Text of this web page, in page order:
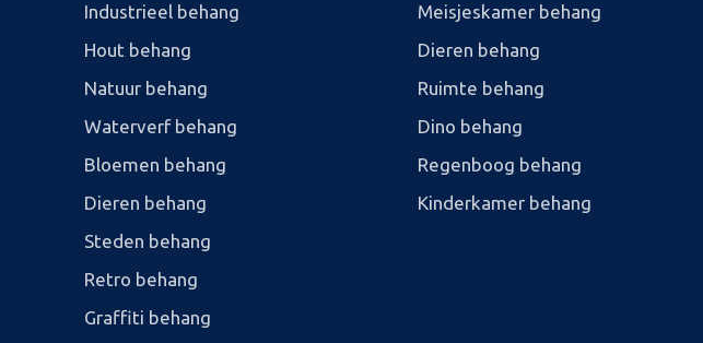
Industrieel behang
Hout behang
Natuur behang
Waterverf behang
Bloemen behang
Dieren behang
Steden behang
Retro behang
Graffiti behang
Meisjeskamer behang
Dieren behang
Ruimte behang
Dino behang
Regenboog behang
Kinderkamer behang